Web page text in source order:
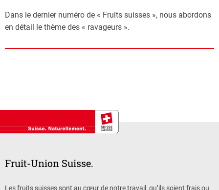
Dans le dernier numéro de « Fruits suisses », nous abordons
en détail le thème des « ravageurs ».
Fruit-Union Suisse.
Les fruits suisses sont au cœur de notre travail, qu’ils soient frais ou